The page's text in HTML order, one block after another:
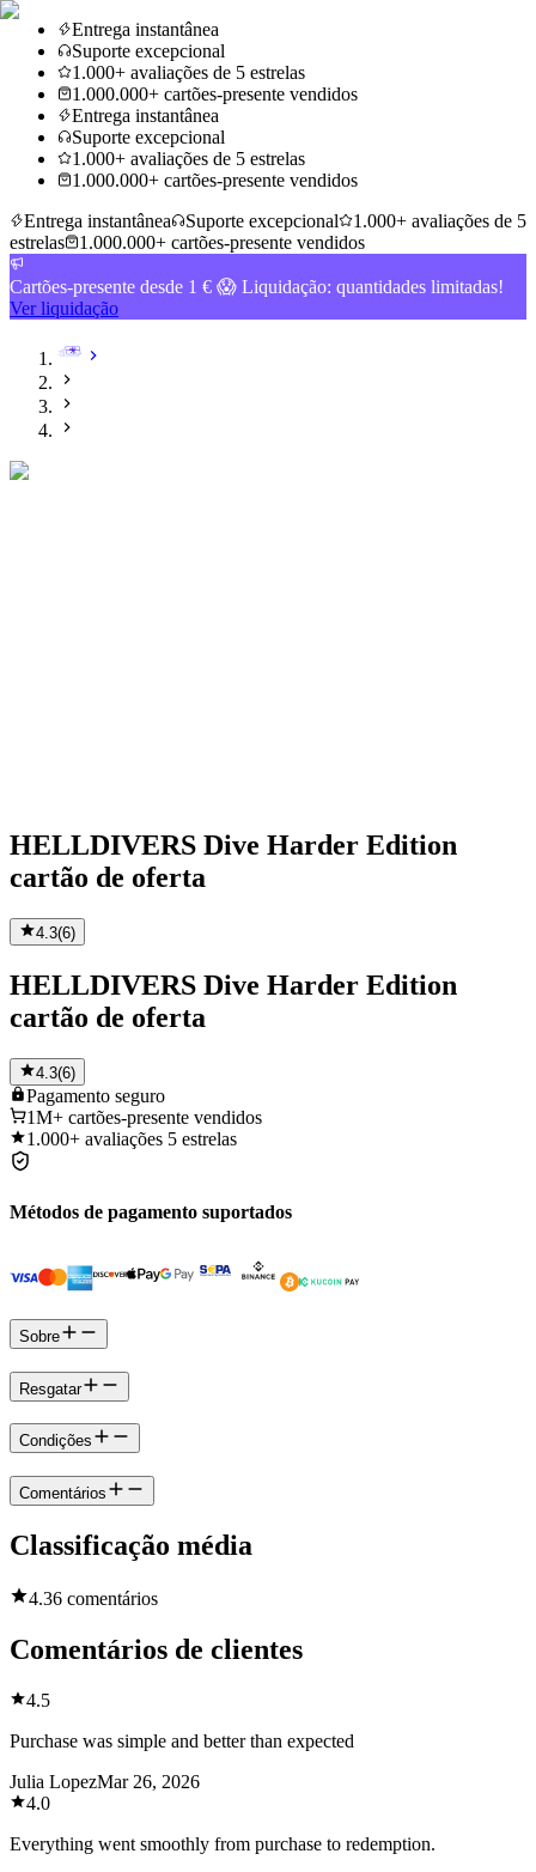
Entrega instantânea
Suporte excepcional
1.000+ avaliações de 5 estrelas
1.000.000+ cartões-presente vendidos
Entrega instantânea
Suporte excepcional
1.000+ avaliações de 5 estrelas
1.000.000+ cartões-presente vendidos
Entrega instantânea
Suporte excepcional
1.000+ avaliações de 5
estrelas
1.000.000+ cartões-presente vendidos
Cartões-presente desde 1 € 😱 Liquidação: quantidades limitadas!
Ver liquidação
HELLDIVERS Dive Harder Edition
cartão de oferta
4.3(6)
HELLDIVERS Dive Harder Edition
cartão de oferta
4.3(6)
Pagamento seguro
1M+ cartões-presente vendidos
1.000+ avaliações 5 estrelas
Métodos de pagamento suportados
Sobre
Resgatar
Condições
Comentários
Classificação média
4.36 comentários
Comentários de clientes
4.5
Purchase was simple and better than expected
Julia LopezMar 26, 2026
4.0
Everything went smoothly from purchase to redemption.